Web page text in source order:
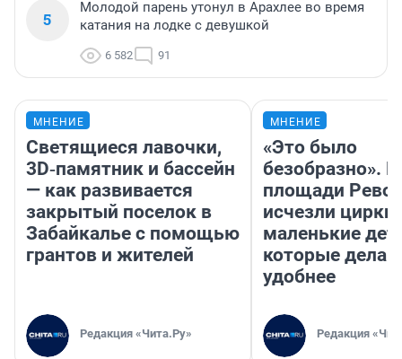
5
Молодой парень утонул в Арахлее во время
катания на лодке с девушкой
6 582 91
МНЕНИЕ
Светящиеся лавочки,
3D‑памятник и бассейн
— как развивается
закрытый поселок в
Забайкалье с помощью
грантов и жителей
Редакция «Чита.Ру»
МНЕНИЕ
«Это было
безобразно».
площади
исчезли цирки
маленькие
которые
удобнее
Редакция